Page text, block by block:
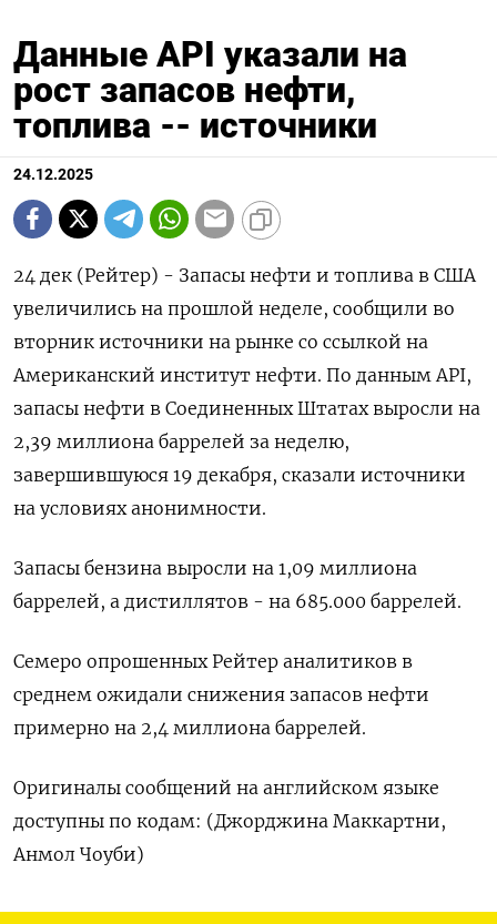
Данные API указали на
рост запасов нефти,
топлива -- источники
24.12.2025
24 дек (Рейтер) - Запасы нефти и топлива в ⁠США
увеличились на прошлой неделе, сообщили во
вторник источники ⁠на рынке со ​ссылкой ⁠на
Американский институт нефти. По ⁠данным API,
запасы нефти в ‌Соединенных Штатах ‍выросли на
2,‌39 миллиона баррелей за неделю, ​
завершившуюся 19 декабря, сказали источники
на условиях ⁠анонимности.
Запасы бензина ‍выросли на 1,09 ‌миллиона
баррелей, а дистиллятов - на 685.000 баррелей.
Cемеро опрошенных Рейтер аналитиков в
среднем ожидали снижения запасов ‍нефти
‍примерно на 2,4 миллиона баррелей.
Оригиналы ‍сообщений на английском языке
доступны по ⁠кодам: (Джорджина Маккартни,
Анмол Чоуби)